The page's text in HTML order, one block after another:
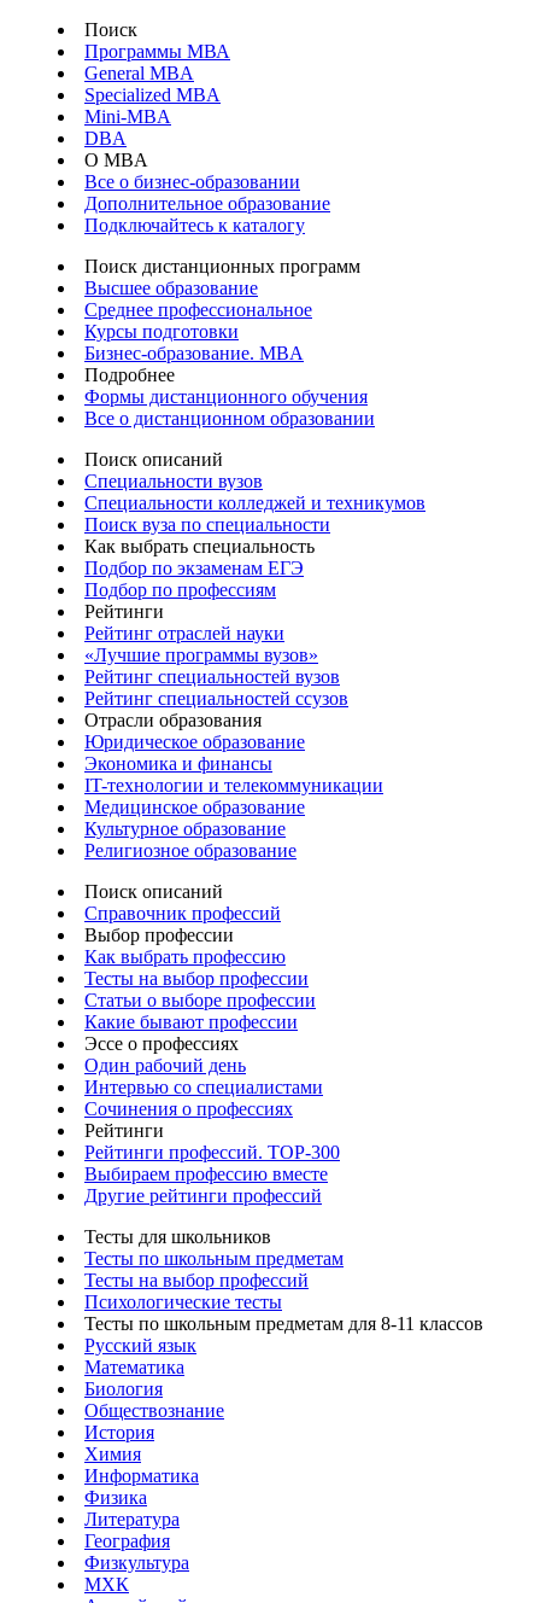
Поиск
Программы МВА
General MBA
Specialized MBA
Mini-MBA
DBA
О MBA
Все о бизнес-образовании
Дополнительное образование
Подключайтесь к каталогу
Поиск дистанционных программ
Высшее образование
Среднее профессиональное
Курсы подготовки
Бизнес-образование. MBA
Подробнее
Формы дистанционного обучения
Все о дистанционном образовании
Поиск описаний
Специальности вузов
Специальности колледжей и техникумов
Поиск вуза по специальности
Как выбрать специальность
Подбор по экзаменам ЕГЭ
Подбор по профессиям
Рейтинги
Рейтинг отраслей науки
«Лучшие программы вузов»
Рейтинг специальностей вузов
Рейтинг специальностей ссузов
Отрасли образования
Юридическое образование
Экономика и финансы
IT-технологии и телекоммуникации
Медицинское образование
Культурное образование
Религиозное образование
Поиск описаний
Справочник профессий
Выбор профессии
Как выбрать профессию
Тесты на выбор профессии
Статьи о выборе профессии
Какие бывают профессии
Эссе о профессиях
Один рабочий день
Интервью со специалистами
Сочинения о профессиях
Рейтинги
Рейтинги профессий. TOP-300
Выбираем профессию вместе
Другие рейтинги профессий
Тесты для школьников
Тесты по школьным предметам
Тесты на выбор профессий
Психологические тесты
Тесты по школьным предметам для 8-11 классов
Русский язык
Математика
Биология
Обществознание
История
Химия
Информатика
Физика
Литература
География
Физкультура
МХК